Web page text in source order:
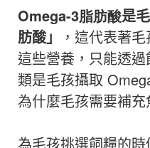
Omega-3脂肪酸是
肪酸」
，這代表著
這些營養，只能透
類是毛孩攝取
為什麼毛孩需要補充
為毛孩挑選飼糧的